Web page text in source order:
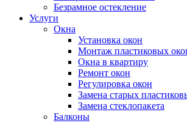
Безрамное остекление
Услуги
Окна
Установка окон
Монтаж пластиковых
Окна в квартиру
Ремонт окон
Регулировка окон
Замена старых
Замена стеклопакета
Балконы